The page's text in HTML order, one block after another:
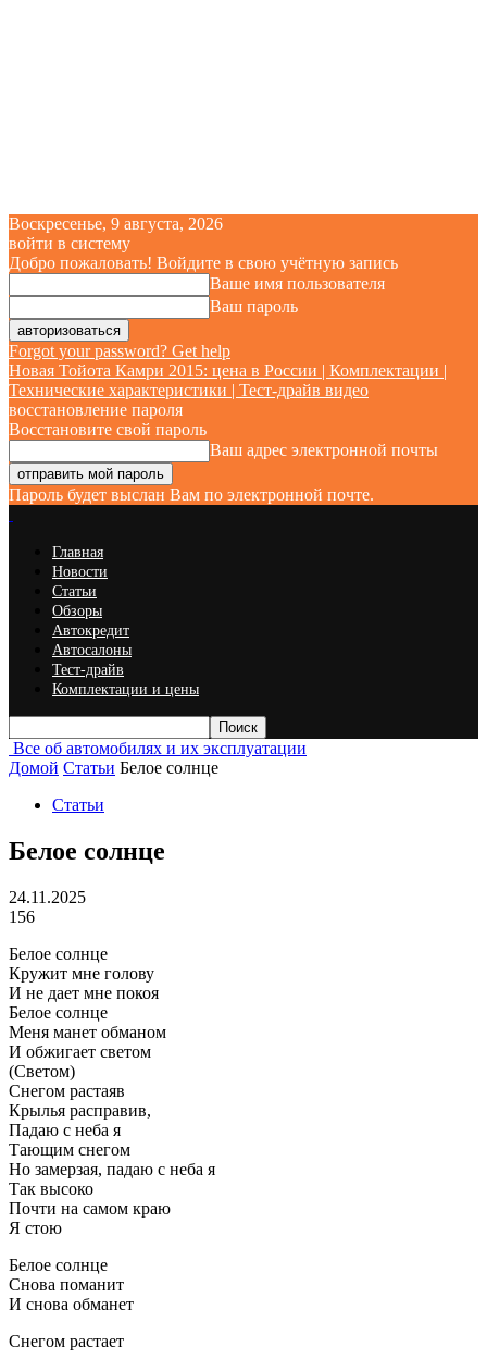
Воскресенье, 9 августа, 2026
войти в систему
Добро пожаловать! Войдите в свою учётную запись
Ваше имя пользователя
Ваш пароль
Forgot your password? Get help
Новая Тойота Камри 2015: цена в России | Комплектации |
Технические характеристики | Тест-драйв видео
восстановление пароля
Восстановите свой пароль
Ваш адрес электронной почты
Пароль будет выслан Вам по электронной почте.
Главная
Новости
Статьи
Обзоры
Автокредит
Автосалоны
Тест-драйв
Комплектации и цены
Все об автомобилях и их эксплуатации
Домой Статьи Белое солнце
Статьи
Белое солнце
24.11.2025
156
Белое солнце
Кружит мне голову
И не дает мне покоя
Белое солнце
Меня манет обманом
И обжигает светом
(Светом)
Снегом растаяв
Крылья расправив,
Падаю с неба я
Тающим снегом
Но замерзая, падаю с неба я
Так высоко
Почти на самом краю
Я стою
Белое солнце
Снова поманит
И снова обманет
Снегом растает